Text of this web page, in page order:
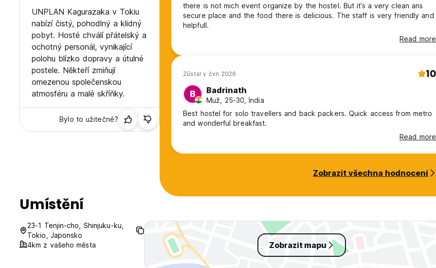
UNPLAN Kagurazaka v Tokiu
nabízí čistý, pohodlný a klidný
pobyt. Hosté chválí přátelský a
ochotný personál, vynikající
polohu blízko dopravy a útulné
postele. Někteří zmiňují
omezenou společenskou
atmosféru a malé skříňky.
Bylo to užitečné?
there is not mich event organize by the hostel. But it’s a very clean ans
secure place and the food there is delicious. The staff is very friendly and
helpfull.
Read more
Zůstal v čvn 2026 10
B Badrinath
Muž, 25-30, India
Best hostel for solo travellers and back packers. Quick access from metro
and wonderful breakfast.
Read more
Zobrazit všechna hodnocení
Umístění
23-1 Tenjin-cho, Shinjuku-ku,
Tokio, Japonsko
4km z vašeho města
Zobrazit mapu